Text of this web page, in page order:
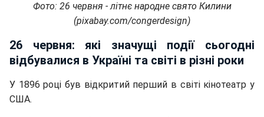
Фото: 26 червня - літнє народне свято Килини
(pixabay.com/congerdesign)
26 червня: які значущі події сьогодні
відбувалися в Україні та світі в різні роки
У 1896 році був відкритий перший в світі кінотеатр у
США.